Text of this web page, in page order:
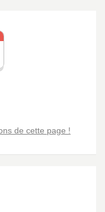
de cette page !